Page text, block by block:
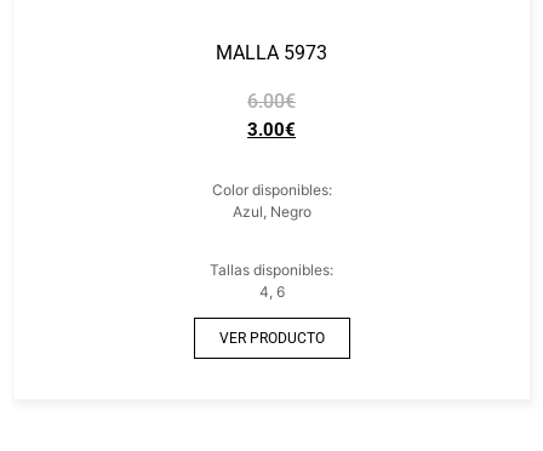
MALLA 5973
6.00€
3.00€
Color disponibles:
Azul, Negro
Tallas disponibles:
4, 6
VER PRODUCTO